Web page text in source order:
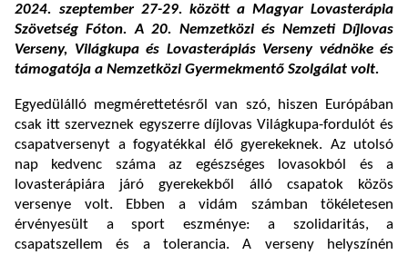
2024. szeptember 27-29. között a Magyar Lovasterápia
Szövetség Fóton. A 20. Nemzetközi és Nemzeti Díjlovas
Verseny, Világkupa és Lovasterápiás Verseny védnöke és
támogatója a Nemzetközi Gyermekmentő Szolgálat volt.
Egyedülálló megmérettetésről van szó, hiszen Európában
csak itt szerveznek egyszerre díjlovas Világkupa-fordulót és
csapatversenyt a fogyatékkal élő gyerekeknek. Az utolsó
nap kedvenc száma az egészséges lovasokból és a
lovasterápiára járó gyerekekből álló csapatok közös
versenye volt. Ebben a vidám számban tökéletesen
érvényesült a sport eszménye: a szolidaritás, a
csapatszellem és a tolerancia. A verseny helyszínén